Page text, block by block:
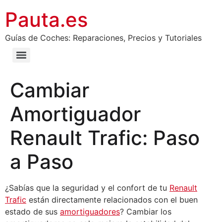
Pauta.es
Guías de Coches: Reparaciones, Precios y Tutoriales
Cambiar
Amortiguador
Renault Trafic: Paso
a Paso
¿Sabías que la seguridad y el confort de tu Renault
Trafic están directamente relacionados con el buen
estado de sus amortiguadores? Cambiar los